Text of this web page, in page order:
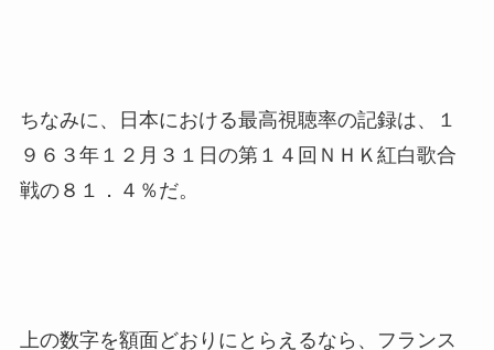
最高視聴率100%
を達成したそうだ。